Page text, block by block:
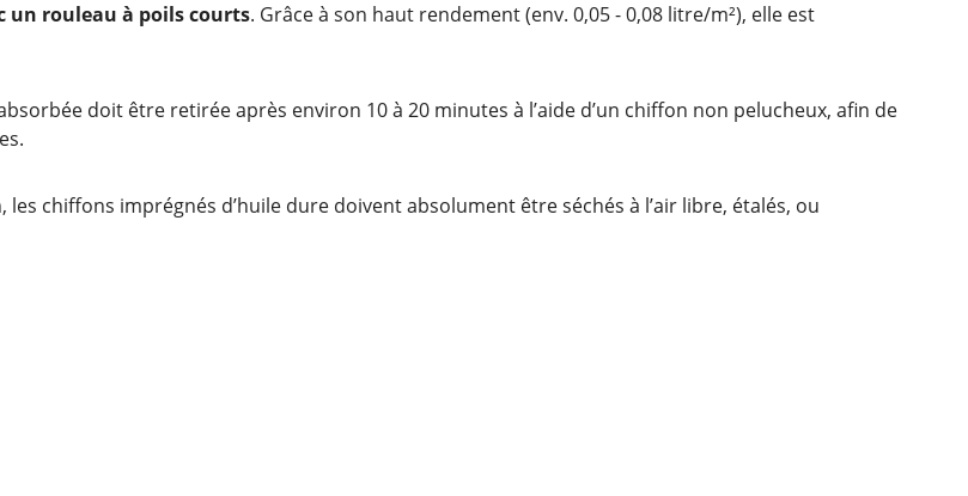
un rouleau à poils courts. Grâce à son haut rendement (env. 0,05 - 0,08 litre/m²), elle est
doit être retirée après environ 10 à 20 minutes à l’aide d’un chiffon non pelucheux, afin de
chiffons imprégnés d’huile dure doivent absolument être séchés à l’air libre, étalés, ou